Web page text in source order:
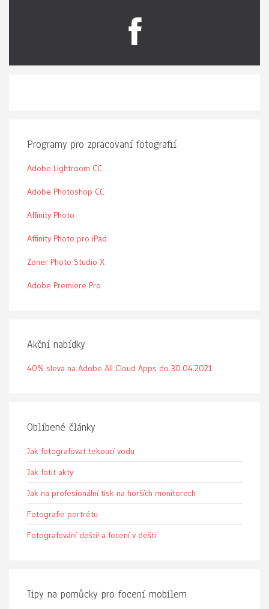
Programy pro zpracovaní fotografií
Adobe Lightroom CC
Adobe Photoshop CC
Affinity Photo
Affinity Photo pro iPad
Zoner Photo Studio X
Adobe Premiere Pro
Akční nabídky
40% sleva na Adobe All Cloud Apps do 30.04.2021
Oblíbené články
Jak fotografovat tekoucí vodu
Jak fotit akty
Jak na profesionální tisk na horších monitorech
Fotografie portrétu
Fotografování deště a focení v dešti
Tipy na pomůcky pro focení mobilem